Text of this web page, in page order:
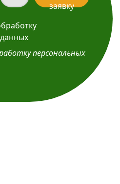
заявку
персональных